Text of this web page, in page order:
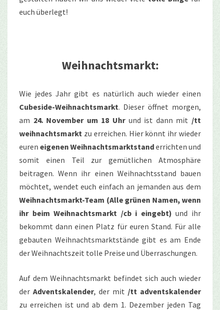
euch überlegt!
Weihnachtsmarkt:
Wie jedes Jahr gibt es natürlich auch wieder einen
Cubeside-Weihnachtsmarkt. Dieser öffnet morgen,
am 24. November um 18 Uhrund ist dann mit /tt
weihnachtsmarkt zu erreichen. Hier könnt ihr wieder
euren eigenen Weihnachtsmarktstanderrichten und
somit einen Teil zur gemütlichen Atmosphäre
beitragen. Wenn ihr einen Weihnachtsstand bauen
möchtet, wendet euch einfach an jemanden aus dem
Weihnachtsmarkt-Team (Alle grünen Namen, wenn
ihr beim Weihnachtsmarkt /cb i eingebt) und ihr
bekommt dann einen Platz für euren Stand. Für alle
gebauten Weihnachtsmarktstände gibt es am Ende
der Weihnachtszeit tolle Preise und Überraschungen.
Auf dem Weihnachtsmarkt befindet sich auch wieder
der Adventskalender, der mit /tt adventskalender
zu erreichen ist und ab dem 1. Dezember jeden Tag